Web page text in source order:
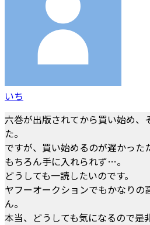
いち
六巻が出版されてから買い始め、
た。
ですが、買い始めるのが遅かった
もちろん手に入れられず…。
どうしても一読したいのです。
ヤフーオークションでもかなりの
ん。
本当、どうしても気になるので是